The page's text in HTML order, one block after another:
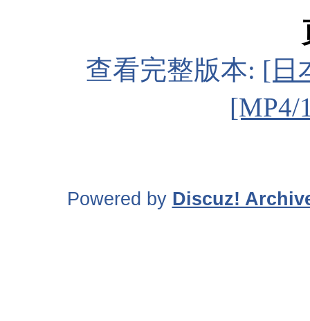
查看完整版本: [日
[MP4/
Powered by Discuz!